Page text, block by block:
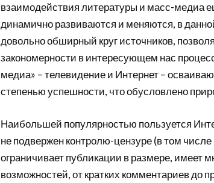
взаимодействия литературы и масс-медиа
динамично развиваются и меняются, в
довольно обширный круг источников,
закономерности в интересующем нас
медиа» – телевидение и Интернет –
степенью успешности, что обусловлено
Наибольшей популярностью пользуется
не подвержен контролю-цензуре (в том
ограничивает публикации в размере, имеет
возможностей, от кратких комментариев до